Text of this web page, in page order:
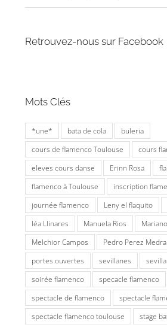
Retrouvez-nous sur Facebook
Mots Clés
*une* bata de cola
buleria
cours de flamenco Toulouse
cours
eleves cours danse
Erinn Rosa
flamenco à Toulouse
inscription
journée flamenco
Leny el flaquito
léa Llinares
Manuela Rios
Melchior Campos
Pedro Perez
portes ouvertes
sevillanes
soirée flamenco
specacle flamenco
spectacle de flamenco
spectacle
spectacle flamenco toulouse
stage